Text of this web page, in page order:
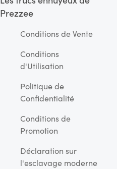
Prezzee
Conditions de Vente
Conditions
d'Utilisation
Politique de
Confidentialité
Conditions de
Promotion
Déclaration sur
l'esclavage moderne